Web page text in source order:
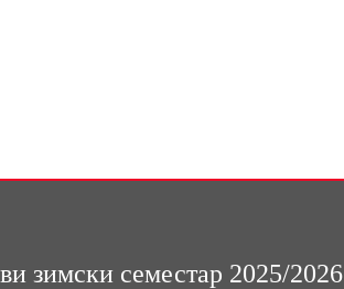
зимски семестар 2025/2026